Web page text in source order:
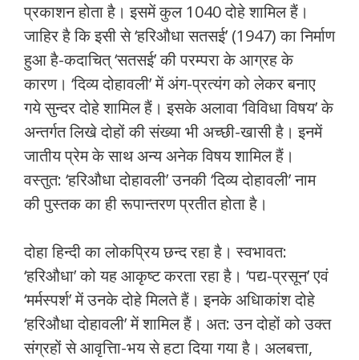
प्रकाशन होता है। इसमें कुल 1040 दोहे शामिल हैं।
जाहिर है कि इसी से ‘हरिऔधा सतसई’ (1947) का निर्माण
हुआ है-कदाचित् ‘सतसई’ की परम्परा के आग्रह के
कारण। ‘दिव्य दोहावली’ में अंग-प्रत्यंग को लेकर बनाए
गये सुन्दर दोहे शामिल हैं। इसके अलावा ‘विविधा विषय’ के
अन्तर्गत लिखे दोहों की संख्या भी अच्छी-खासी है। इनमें
जातीय प्रेम के साथ अन्य अनेक विषय शामिल हैं।
वस्तुत: ‘हरिऔधा दोहावली’ उनकी ‘दिव्य दोहावली’ नाम
की पुस्तक का ही रूपान्तरण प्रतीत होता है।
दोहा हिन्दी का लोकप्रिय छन्द रहा है। स्वभावत:
‘हरिऔधा’ को यह आकृष्ट करता रहा है। ‘पद्य-प्रसून’ एवं
‘मर्मस्पर्श’ में उनके दोहे मिलते हैं। इनके अधिाकांश दोहे
‘हरिऔधा दोहावली’ में शामिल हैं। अत: उन दोहों को उक्त
संग्रहों से आवृत्तिा-भय से हटा दिया गया है। अलबत्ता,